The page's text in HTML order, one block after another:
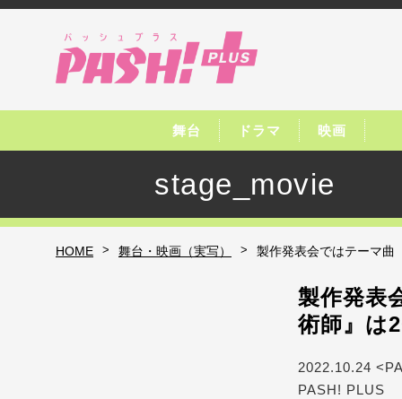
舞台 ドラマ 映画
stage_movie
HOME > 舞台・映画（実写） > 製作発表会ではテーマ曲
製作発表
術師』は
2022.10.24
PASH! PLUS